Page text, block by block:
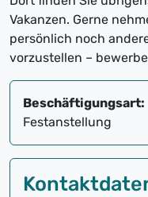
Vakanzen. Gerne
persönlich noch
vorzustellen –
Beschäftigungsart:
Festanstellung